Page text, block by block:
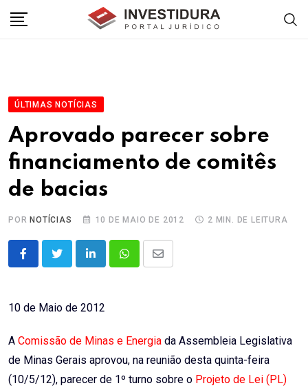
ÚLTIMAS NOTÍCIAS
Aprovado parecer sobre
financiamento de comitês
de bacias
POR NOTÍCIAS 10 DE MAIO DE 2012 2 MIN. DE LEITURA
LinkedInWhatsappShare
10 de Maio de 2012
A Comissão de Minas e Energia da Assembleia Legislativa
de Minas Gerais aprovou, na reunião desta quinta-feira
(10/5/12), parecer de 1º turno sobre o Projeto de Lei (PL)